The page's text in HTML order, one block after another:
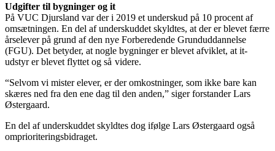
Udgifter til bygninger og it
På VUC Djursland var der i 2019 et underskud på 10 procent af
omsætningen. En del af underskuddet skyldtes, at der er blevet færre
årselever på grund af den nye Forberedende Grunduddannelse
(FGU). Det betyder, at nogle bygninger er blevet afviklet, at it-
udstyr er blevet flyttet og så videre.
“Selvom vi mister elever, er der omkostninger, som ikke bare kan
skæres ned fra den ene dag til den anden,” siger forstander Lars
Østergaard.
En del af underskuddet skyldtes dog ifølge Lars Østergaard også
omprioriteringsbidraget.